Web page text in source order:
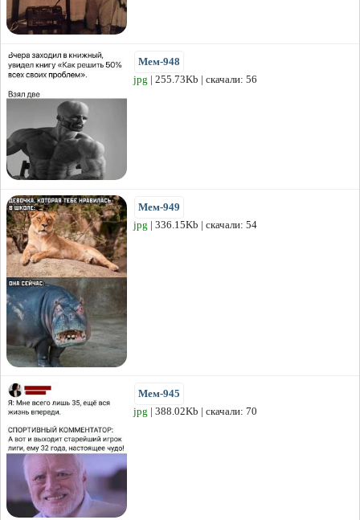
Мем-948
jpg | 255.73Kb | скачали: 56
Мем-949
jpg | 336.15Kb | скачали: 54
Мем-945
jpg | 388.02Kb | скачали: 70